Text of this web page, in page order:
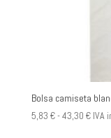
Bolsa camiseta
5,83 €-43,30 € IVA